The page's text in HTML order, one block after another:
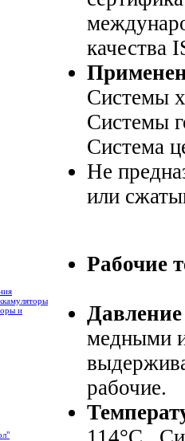
и
качествa
Системы
Системы
Система
Не
или
Рабочие
медными
рабочие.